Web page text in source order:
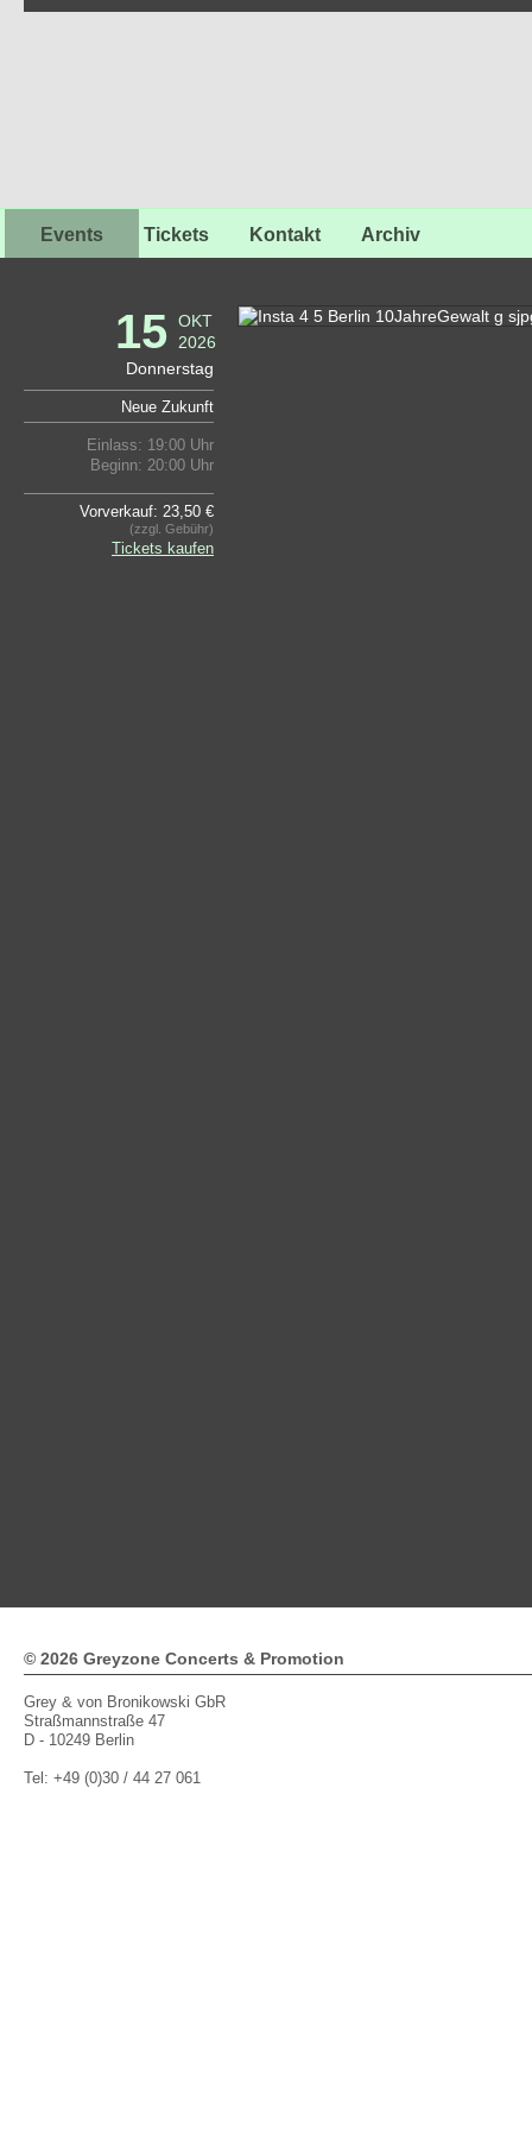
Events Tickets Kontakt Archiv
15
OKT
2026
Donnerstag
Neue Zukunft
Einlass: 19:00 Uhr
Beginn: 20:00 Uhr
Vorverkauf: 23,50 €
(zzgl. Gebühr)
Tickets kaufen
© 2026 Greyzone Concerts & Promotion
Grey & von Bronikowski GbR
Straßmannstraße 47
D - 10249 Berlin
Tel: +49 (0)30 / 44 27 061